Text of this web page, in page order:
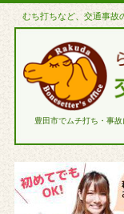
むち打ちなど、交通事故
豊田市でムチ打ち・事